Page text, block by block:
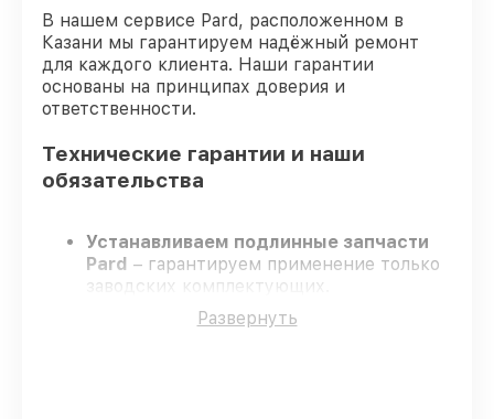
В нашем сервисе Pard, расположенном в
Казани мы гарантируем надёжный ремонт
для каждого клиента. Наши гарантии
основаны на принципах доверия и
ответственности.
Технические гарантии и наши
обязательства
Устанавливаем подлинные запчасти
Pard – гарантируем применение только
заводских комплектующих.
Квалифицированные инженеры
проходят жёсткий контроль знаний и
Развернуть